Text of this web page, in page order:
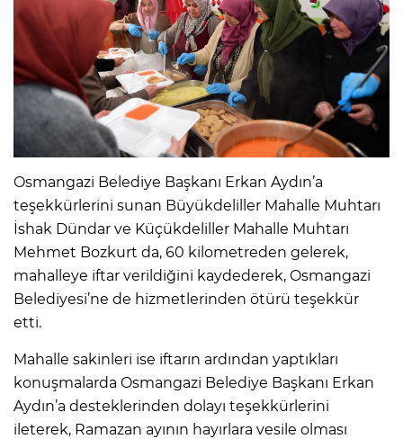
Osmangazi Belediye Başkanı Erkan Aydın’a
teşekkürlerini sunan Büyükdeliller Mahalle Muhtarı
İshak Dündar ve Küçükdeliller Mahalle Muhtarı
Mehmet Bozkurt da, 60 kilometreden gelerek,
mahalleye iftar verildiğini kaydederek, Osmangazi
Belediyesi’ne de hizmetlerinden ötürü teşekkür
etti.
Mahalle sakinleri ise iftarın ardından yaptıkları
konuşmalarda Osmangazi Belediye Başkanı Erkan
Aydın’a desteklerinden dolayı teşekkürlerini
ileterek, Ramazan ayının hayırlara vesile olması